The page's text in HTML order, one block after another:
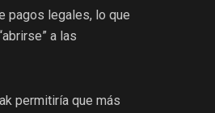
pagos legales, lo que
a las
permitiría que más